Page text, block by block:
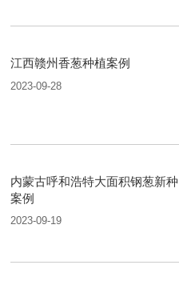
江西赣州香葱种植案例
2023-09-28
内蒙古呼和浩特大面积钢葱新种
案例
2023-09-19